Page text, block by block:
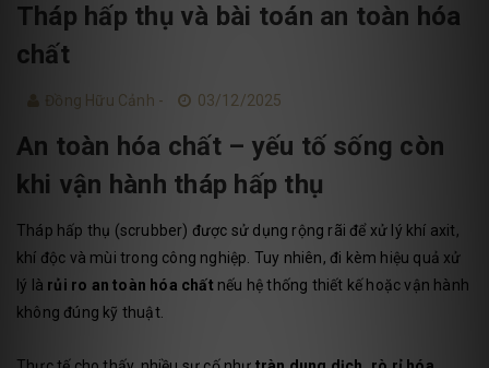
Tháp hấp thụ và bài toán an toàn hóa
chất
Đồng Hữu Cảnh - 03/12/2025
An toàn hóa chất – yếu tố sống còn
khi vận hành tháp hấp thụ
Tháp hấp thụ (scrubber) được sử dụng rộng rãi để xử lý khí axit,
khí độc và mùi trong công nghiệp. Tuy nhiên, đi kèm hiệu quả xử
lý là rủi ro an toàn hóa chất nếu hệ thống thiết kế hoặc vận hành
không đúng kỹ thuật.